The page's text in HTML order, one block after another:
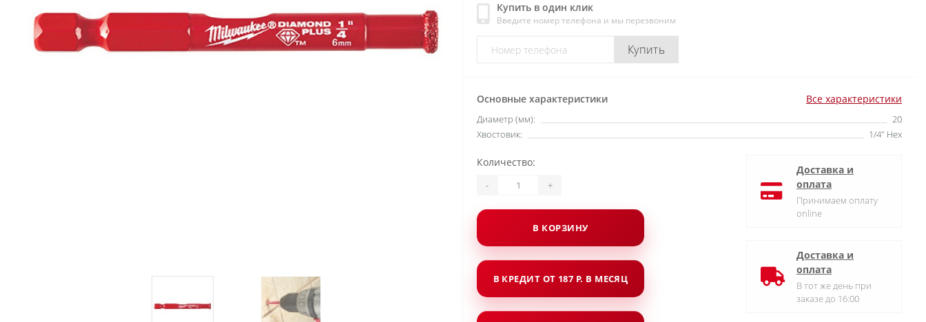
Купить в один клик
Введите номер телефона и мы перезвоним
Купить
Основные характеристики Все характеристики
Диаметр (мм):
20
Хвостовик:
1/4" Hex
Количество:
- +
В КОРЗИНУ
В КРЕДИТ ОТ 187 Р. В МЕСЯЦ
Доставка и
оплата
Принимаем оплату
online
Доставка и
оплата
В тот же день при
заказе до 16:00